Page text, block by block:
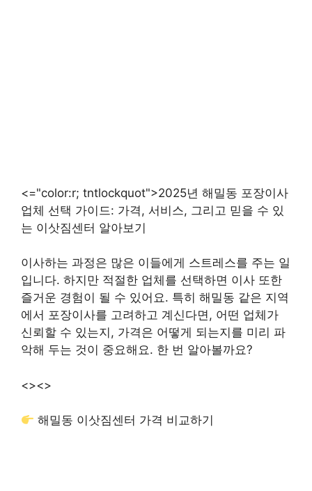
<="color:r; tntlockquot">2025년 해밀동 포장이사
업체 선택 가이드: 가격, 서비스, 그리고 믿을 수 있
는 이삿짐센터 알아보기
이사하는 과정은 많은 이들에게 스트레스를 주는 일
입니다. 하지만 적절한 업체를 선택하면 이사 또한
즐거운 경험이 될 수 있어요. 특히 해밀동 같은 지역
에서 포장이사를 고려하고 계신다면, 어떤 업체가
신뢰할 수 있는지, 가격은 어떻게 되는지를 미리 파
악해 두는 것이 중요해요. 한 번 알아볼까요?
<><>
해밀동 이삿짐센터 가격 비교하기